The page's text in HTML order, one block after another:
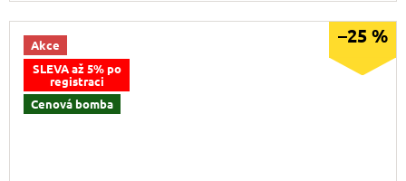
Akce
SLEVA až 5% po
registraci
Cenová bomba
–25 %